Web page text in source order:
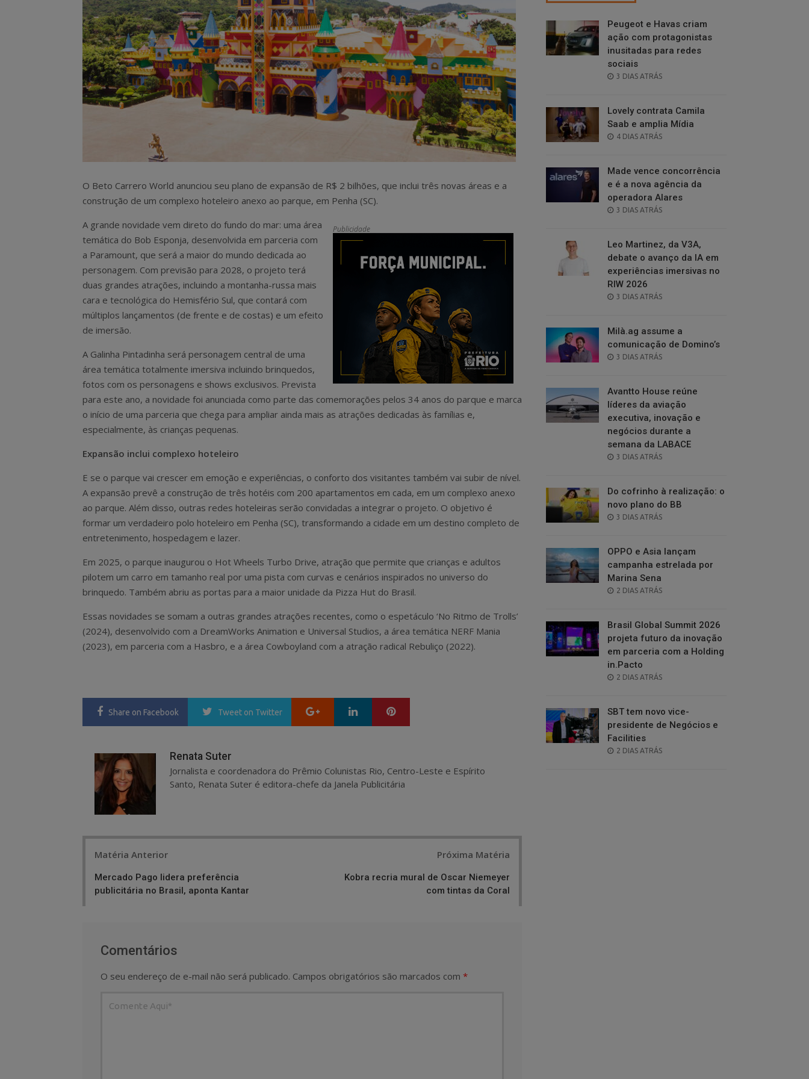
O Beto Carrero World anunciou seu plano de expansão de R$ 2 bilhões, que inclui três novas áreas e a
construção de um complexo hoteleiro anexo ao parque, em Penha (SC).
Publicidade
A grande novidade vem direto do fundo do mar: uma área
temática do Bob Esponja, desenvolvida em parceria com
a Paramount, que será a maior do mundo dedicada ao
personagem. Com previsão para 2028, o projeto terá
duas grandes atrações, incluindo a montanha-russa mais
cara e tecnológica do Hemisfério Sul, que contará com
múltiplos lançamentos (de frente e de costas) e um efeito
de imersão.
A Galinha Pintadinha será personagem central de uma
área temática totalmente imersiva incluindo brinquedos,
fotos com os personagens e shows exclusivos. Prevista
para este ano, a novidade foi anunciada como parte das comemorações pelos 34 anos do parque e marca
o início de uma parceria que chega para ampliar ainda mais as atrações dedicadas às famílias e,
especialmente, às crianças pequenas.
Expansão inclui complexo hoteleiro
E se o parque vai crescer em emoção e experiências, o conforto dos visitantes também vai subir de nível.
A expansão prevê a construção de três hotéis com 200 apartamentos em cada, em um complexo anexo
ao parque. Além disso, outras redes hoteleiras serão convidadas a integrar o projeto. O objetivo é
formar um verdadeiro polo hoteleiro em Penha (SC), transformando a cidade em um destino completo de
entretenimento, hospedagem e lazer.
Em 2025, o parque inaugurou o Hot Wheels Turbo Drive, atração que permite que crianças e adultos
pilotem um carro em tamanho real por uma pista com curvas e cenários inspirados no universo do
brinquedo. Também abriu as portas para a maior unidade da Pizza Hut do Brasil.
Essas novidades se somam a outras grandes atrações recentes, como o espetáculo ‘No Ritmo de Trolls’
(2024), desenvolvido com a DreamWorks Animation e Universal Studios, a área temática NERF Mania
(2023), em parceria com a Hasbro, e a área Cowboyland com a atração radical Rebuliço (2022).
Share on Facebook Tweet on Twitter Google+ LinkedIn
Renata Suter
Jornalista e coordenadora do Prêmio Colunistas Rio, Centro-Leste e Espírito
Santo, Renata Suter é editora-chefe da Janela Publicitária
Matéria Anterior
Mercado Pago lidera preferência
publicitária no Brasil, aponta Kantar
Próxima Matéria
Kobra recria mural de Oscar Niemeyer
com tintas da Coral
Comentários
O seu endereço de e-mail não será publicado. Campos obrigatórios são marcados com *
Peugeot e Havas criam
ação com protagonistas
inusitadas para redes
sociais
POSTED
3 DIAS ATRÁS
Lovely contrata Camila
Saab e amplia Mídia
POSTED
4 DIAS ATRÁS
Made vence concorrência
e é a nova agência da
operadora Alares
POSTED
3 DIAS ATRÁS
Leo Martinez, da V3A,
debate o avanço da IA em
experiências imersivas no
RIW 2026
POSTED
3 DIAS ATRÁS
Milà.ag assume a
comunicação de Domino’s
POSTED
3 DIAS ATRÁS
Avantto House reúne
líderes da aviação
executiva, inovação e
negócios durante a
semana da LABACE
POSTED
3 DIAS ATRÁS
Do cofrinho à realização: o
novo plano do BB
POSTED
3 DIAS ATRÁS
OPPO e Asia lançam
campanha estrelada por
Marina Sena
POSTED
2 DIAS ATRÁS
Brasil Global Summit 2026
projeta futuro da inovação
em parceria com a Holding
in.Pacto
POSTED
2 DIAS ATRÁS
SBT tem novo vice-
presidente de Negócios e
Facilities
POSTED
2 DIAS ATRÁS